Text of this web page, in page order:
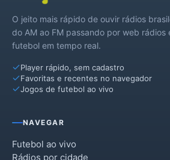
O jeito mais rápido de ouvir rádios
do AM ao FM passando por web rádios
futebol em tempo real.
Player rápido, sem cadastro
Favoritas e recentes no navegador
Jogos de futebol ao vivo
NAVEGAR
Futebol ao vivo
Rádios por cidade